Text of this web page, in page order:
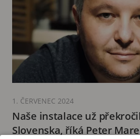
Naše instalace už
Slovenska, říká Peter
1. ČERVENEC 2024